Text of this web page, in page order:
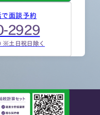
面談予約
2929
土日祝日除く